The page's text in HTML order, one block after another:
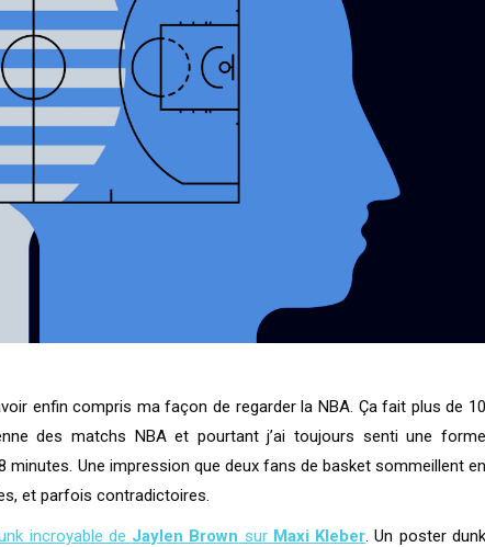
enfin compris ma façon de regarder la NBA. Ça fait plus de 10
des matchs NBA et pourtant j’ai toujours senti une forme
Une impression que deux fans de basket sommeillent en
et parfois contradictoires.
incroyable de Jaylen Brown sur Maxi Kleber . Un poster dunk